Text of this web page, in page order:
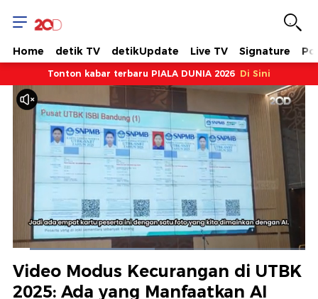
Home detik TV detikUpdate Live TV Signature
Tonton kabar terbaru PIALA DUNIA 2026 Di Sini
Berhenti
Hidup
Dimuat:
Video Modus Kecurangan di UTBK
2025: Ada yang Manfaatkan AI